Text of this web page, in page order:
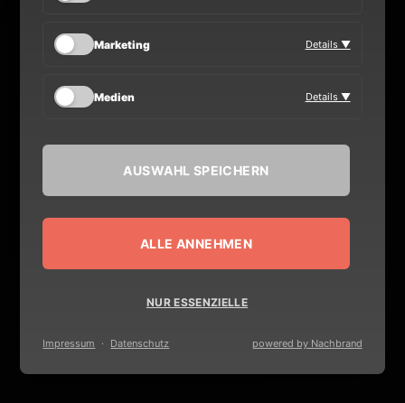
MEDIA
VERANSTALTER
KONTAKT
Marketing Details ▼
Medien Details ▼
AUSWAHL SPEICHERN
ALLE ANNEHMEN
NUR ESSENZIELLE
Impressum · Datenschutz powered by Nachbrand